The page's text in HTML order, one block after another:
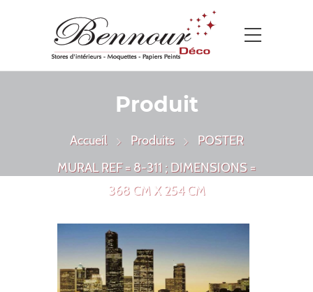
Produit
Accueil Produits
POSTER
MURAL REF = 8-311 ; DIMENSIONS =
368 CM X 254 CM